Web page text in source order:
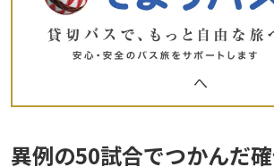
へ
異例の50試合でつかんだ